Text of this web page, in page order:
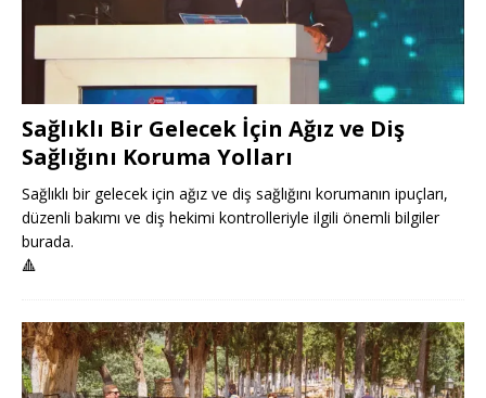
Sağlıklı Bir Gelecek İçin Ağız ve Diş
Sağlığını Koruma Yolları
Sağlıklı bir gelecek için ağız ve diş sağlığını korumanın ipuçları,
düzenli bakımı ve diş hekimi kontrolleriyle ilgili önemli bilgiler
burada.
🔺